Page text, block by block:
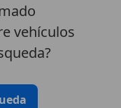
vehículos